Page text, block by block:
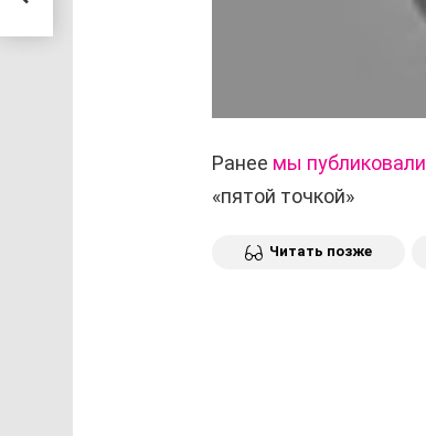
Ранее мы публиковали
«пятой точкой»
Читать позже